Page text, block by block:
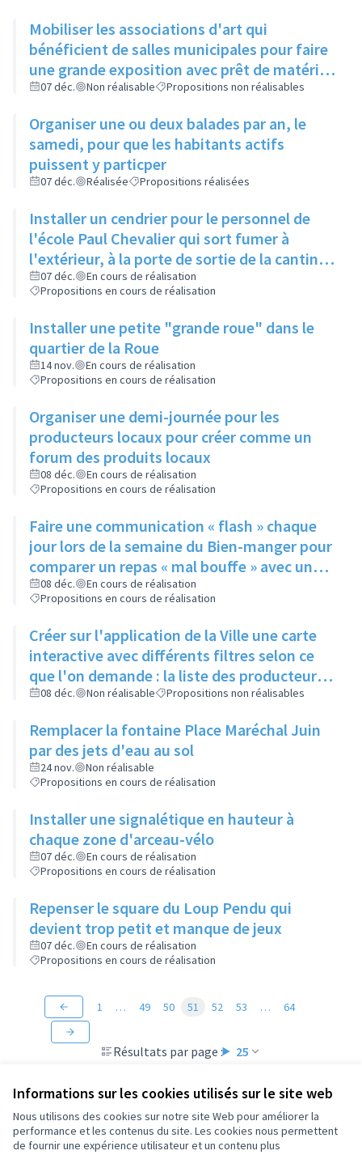
Informations sur les cookies utilisés sur le site web
Nous utilisons des cookies sur notre site Web pour améliorer la
performance et les contenus du site. Les cookies nous permettent
de fournir une expérience utilisateur et un contenu plus
Mobiliser les associations d'art qui
bénéficient de salles municipales pour faire
une grande exposition avec prêt de matériel
par la ville
07 déc. Non réalisable Propositions non réalisables
Organiser une ou deux balades par an, le
samedi, pour que les habitants actifs
puissent y particper
07 déc. Réalisée Propositions réalisées
Installer un cendrier pour le personnel de
l'école Paul Chevalier qui sort fumer à
l'extérieur, à la porte de sortie de la cantine
de l'école maternelle
07 déc.
En cours de réalisation
Propositions en cours de réalisation
Installer une petite "grande roue" dans le
quartier de la Roue
14 nov.
En cours de réalisation
Propositions en cours de réalisation
Organiser une demi-journée pour les
producteurs locaux pour créer comme un
forum des produits locaux
08 déc.
En cours de réalisation
Propositions en cours de réalisation
Faire une communication « flash » chaque
jour lors de la semaine du Bien-manger pour
comparer un repas « mal bouffe » avec un
repas sain peu onéreux ayant les mêmes
bases sur tous les réseaux de la ville
(Facebook, site internet) mais aussi sur la
nouvelle application
08 déc.
En cours de réalisation
Propositions en cours de réalisation
Créer sur l'application de la Ville une carte
interactive avec différents filtres selon ce
que l'on demande : la liste des producteurs
locaux et artisans avec leurs horaires, s’ils
restaurants, les marchés, le planning de ce
qu’il se passe dans la ville toute association
confondue, semaine par semaine
08 déc. Non réalisable Propositions non réalisables
Remplacer la fontaine Place Maréchal Juin
par des jets d'eau au sol
24 nov.
Non réalisable
Propositions en cours de réalisation
Installer une signalétique en hauteur à
chaque zone d'arceau-vélo
07 déc.
En cours de réalisation
Propositions en cours de réalisation
Repenser le square du Loup Pendu qui
devient trop petit et manque de jeux
07 déc.
En cours de réalisation
Propositions en cours de réalisation
Résultats par page : 25
1 … 49 50 51 52 53 … 64
Conditions d'utilisation
Paramètres des cookies